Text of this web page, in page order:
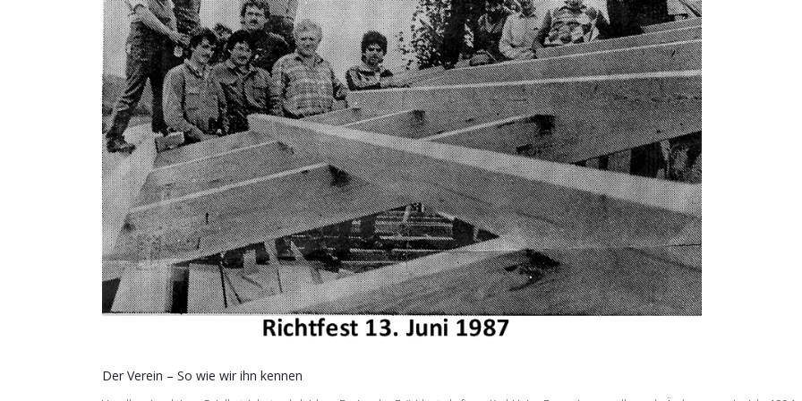
Der Verein – So wie wir ihn kennen